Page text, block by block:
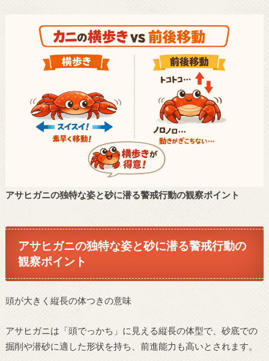
アサヒガニの独特な姿と砂に潜る警戒行動の観察ポイント
アサヒガニの独特な姿と砂に潜る警戒行動の
観察ポイント
頭が大きく縦長の体つきの意味
アサヒガニは「頭でっかち」に見える縦長の体型で、砂底での
掘削や潜砂に適した形状を持ち、前進能力も高いとされます。